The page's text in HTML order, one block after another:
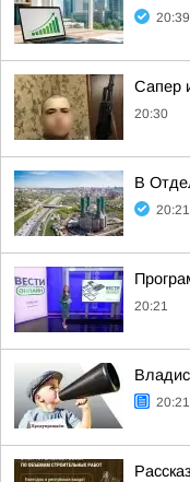
20:39
Сапер
20:30
В
20:21
20:21
20:21